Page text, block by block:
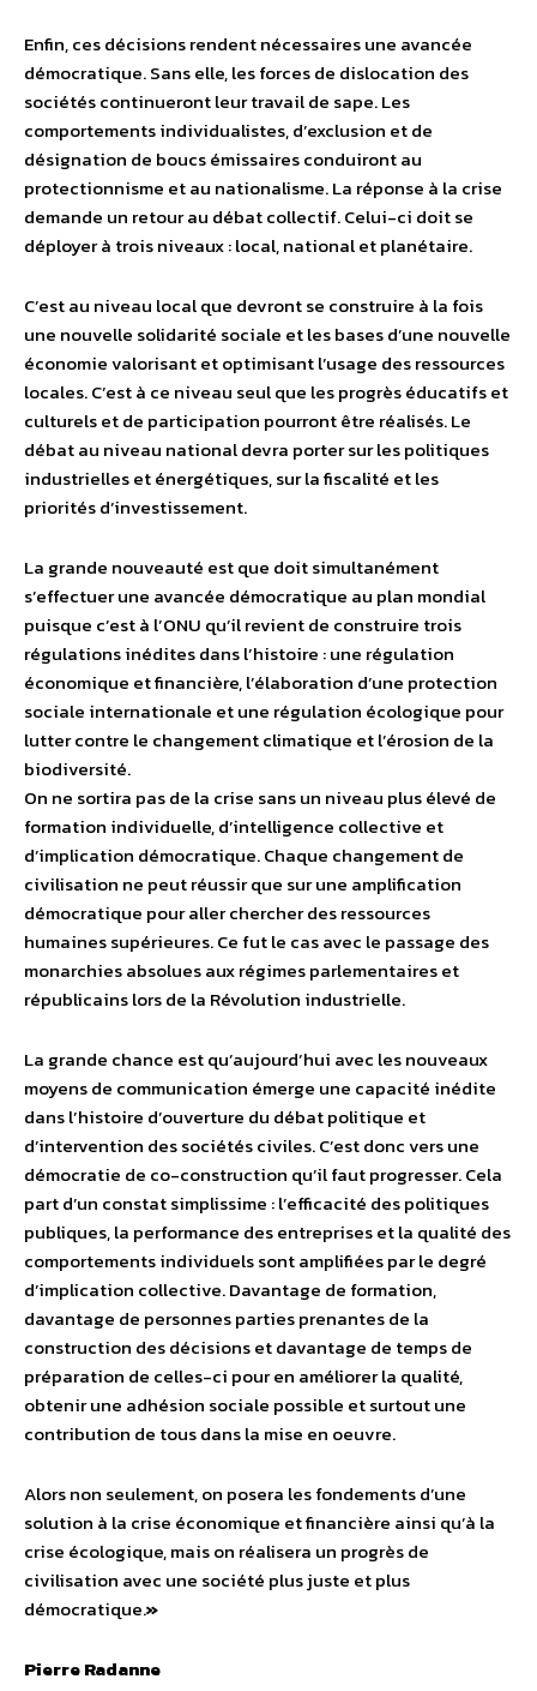
Enfin, ces décisions rendent nécessaires une avancée
démocratique. Sans elle, les forces de dislocation des
sociétés continueront leur travail de sape. Les
comportements individualistes, d’exclusion et de
désignation de boucs émissaires conduiront au
protectionnisme et au nationalisme. La réponse à la crise
demande un retour au débat collectif. Celui-ci doit se
déployer à trois niveaux : local, national et planétaire.
C’est au niveau local que devront se construire à la fois
une nouvelle solidarité sociale et les bases d’une nouvelle
économie valorisant et optimisant l’usage des ressources
locales. C’est à ce niveau seul que les progrès éducatifs et
culturels et de participation pourront être réalisés. Le
débat au niveau national devra porter sur les politiques
industrielles et énergétiques, sur la fiscalité et les
priorités d’investissement.
La grande nouveauté est que doit simultanément
s’effectuer une avancée démocratique au plan mondial
puisque c’est à l’ONU qu’il revient de construire trois
régulations inédites dans l’histoire : une régulation
économique et financière, l’élaboration d’une protection
sociale internationale et une régulation écologique pour
lutter contre le changement climatique et l’érosion de la
biodiversité.
On ne sortira pas de la crise sans un niveau plus élevé de
formation individuelle, d’intelligence collective et
d’implication démocratique. Chaque changement de
civilisation ne peut réussir que sur une amplification
démocratique pour aller chercher des ressources
humaines supérieures. Ce fut le cas avec le passage des
monarchies absolues aux régimes parlementaires et
républicains lors de la Révolution industrielle.
La grande chance est qu’aujourd’hui avec les nouveaux
moyens de communication émerge une capacité inédite
dans l’histoire d’ouverture du débat politique et
d’intervention des sociétés civiles. C’est donc vers une
démocratie de co-construction qu’il faut progresser. Cela
part d’un constat simplissime : l’efficacité des politiques
publiques, la performance des entreprises et la qualité des
comportements individuels sont amplifiées par le degré
d’implication collective. Davantage de formation,
davantage de personnes parties prenantes de la
construction des décisions et davantage de temps de
préparation de celles-ci pour en améliorer la qualité,
obtenir une adhésion sociale possible et surtout une
contribution de tous dans la mise en oeuvre.
Alors non seulement, on posera les fondements d’une
solution à la crise économique et financière ainsi qu’à la
crise écologique, mais on réalisera un progrès de
civilisation avec une société plus juste et plus
démocratique.»
Pierre Radanne